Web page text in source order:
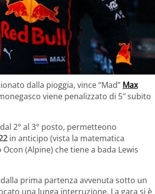
dalla pioggia, vince “Mad” Max
viene penalizzato di 5″ subito
2° al 3° posto, permetteono
in anticipo (vista la matematica
(Alpine) che tiene a bada Lewis
prima partenza avvenuta sotto un
una lunga interruzione. La gara si è